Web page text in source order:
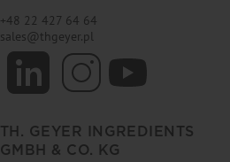
+48 22 427 64 64
sales@thgeyer.pl
TH. GEYER INGREDIENTS
GMBH & CO. KG